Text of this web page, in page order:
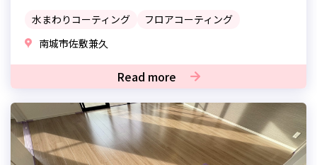
水まわりコーティング
フロアコーティング
南城市佐敷兼久
Read more